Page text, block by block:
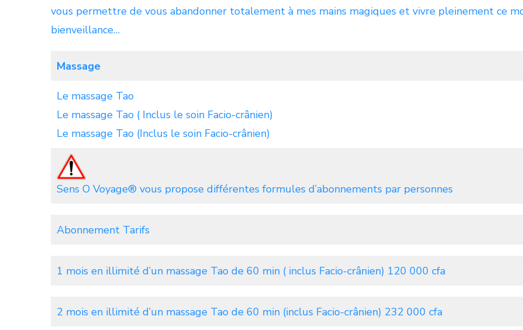
vous permettre de vous abandonner totalement à mes mains magiques et vivre pleinement ce
bienveillance…
Massage
Le massage Tao
Le massage Tao ( Inclus le soin Facio-crânien)
Le massage Tao (Inclus le soin Facio-crânien)
Sens O Voyage® vous propose différentes formules d’abonnements par personnes
Abonnement Tarifs
1 mois en illimité d’un massage Tao de 60 min ( inclus Facio-crânien) 120 000 cfa
2 mois en illimité d’un massage Tao de 60 min (inclus Facio-crânien) 232 000 cfa